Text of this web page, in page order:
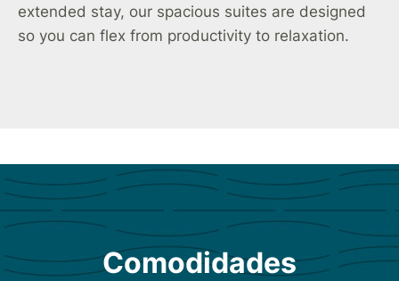
extended stay, our spacious suites are designed
so you can flex from productivity to relaxation.
Comodidades